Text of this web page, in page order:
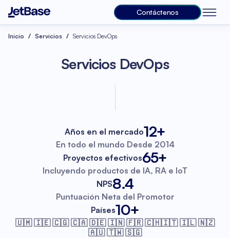
Contáctenos
Inicio Servicios Servicios DevOps
Servicios DevOps
Años en el mercado12+
En todo el mundo Desde 2014
Proyectos efectivos65+
Incluyendo productos de IA, RA e IoT
NPS8.4
Puntuación Neta del Promotor
Países10+
🇺🇲 🇮🇪 🇨🇬 🇨🇦 🇩🇪 🇮🇳 🇫🇷🇨🇭🇮🇹 🇮🇱 🇳🇿
🇦🇺 🇹🇼 🇸🇬